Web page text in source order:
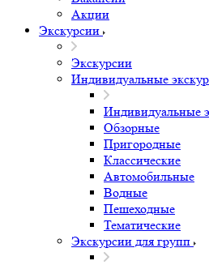
Акции
Экскурсии
Экскурсии
Индивидуальные
Индивидуальные
Обзорные
Пригородные
Классические
Автомобильные
Водные
Пешеходные
Тематические
Экскурсии для групп